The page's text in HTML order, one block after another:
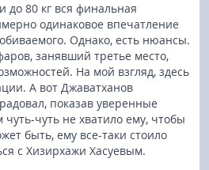
до 80 кг вся финальная
одинаковое впечатление
Однако, есть нюансы.
занявший третье место,
На мой взгляд, здесь
А вот Джаватханов
показав уверенные
чуть не хватило ему, чтобы
быть, ему все-таки стоило
с Хизирхажи Хасуевым.